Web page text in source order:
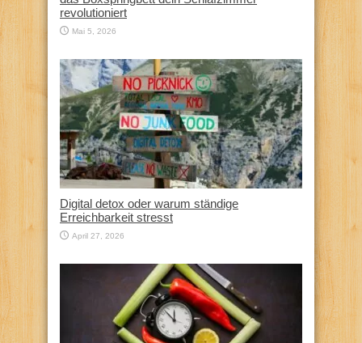
revolutioniert
Mai 5, 2026
Digital detox oder warum ständige
Erreichbarkeit stresst
April 27, 2026